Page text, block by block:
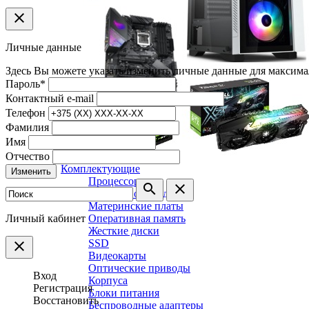
Комплектующие
Процессоры
Системы охлаждения
Материнские платы
Оперативная память
Жесткие диски
SSD
Видеокарты
Оптические приводы
Корпуса
Блоки питания
Беспроводные адаптеры
clear
Личные данные
Здесь Вы можете указать/изменить личные данные для
Пароль*
Контактный e-mail
Телефон
Фамилия
Имя
Отчество
Изменить
search clear
Личный кабинет
clear
Вход
Регистрация
Восстановить